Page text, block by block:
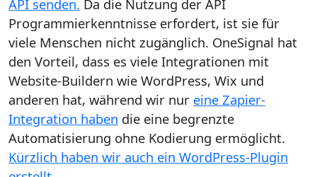
API senden. Da die Nutzung der API
Programmierkenntnisse erfordert, ist sie für
viele Menschen nicht zugänglich. OneSignal hat
den Vorteil, dass es viele Integrationen mit
Website-Buildern wie WordPress, Wix und
anderen hat, während wir nur eine Zapier-
Integration haben die eine begrenzte
Automatisierung ohne Kodierung ermöglicht.
Kürzlich haben wir auch ein WordPress-Plugin